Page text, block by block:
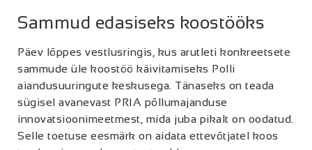
Sammud edasiseks koostööks
Päev lõppes vestlusringis, kus arutleti konkreetsete
sammude üle koostöö käivitamiseks Polli
aiandusuuringute keskusega. Tänaseks on teada
sügisel avanevast PRIA põllumajanduse
innovatsioonimeetmest, mida juba pikalt on oodatud.
Selle toetuse eesmärk on aidata ettevõtjatel koos